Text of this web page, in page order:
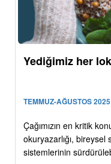
Yediğimiz her
TEMMUZ-AĞUSTOS
Çağımızın en kritik
okuryazarlığı, bireysel
sistemlerinin